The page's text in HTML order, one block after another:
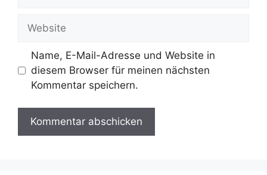
Name, E-Mail-Adresse und Website in
diesem Browser für meinen nächsten
Kommentar speichern.